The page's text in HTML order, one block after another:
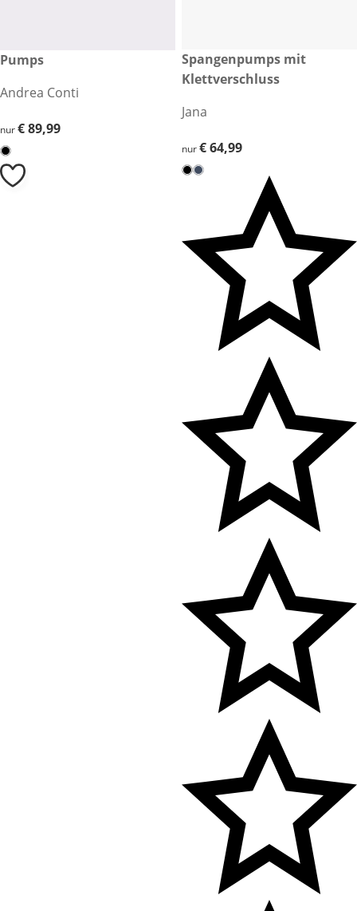
€ 89,99
Pumps
Andrea Conti
€ 89,99
nur€ 89,99
€ 64,99
Spangenpumps mit
Klettverschluss
Jana
€ 64,99
nur€ 64,99